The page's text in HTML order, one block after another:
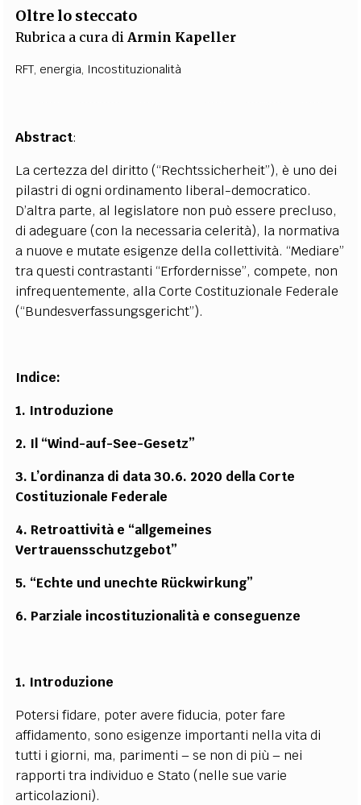
Oltre lo steccato
Rubrica a cura di Armin Kapeller
RFT, energia, Incostituzionalità
Abstract:
La certezza del diritto (“Rechtssicherheit”), è uno dei
pilastri di ogni ordinamento liberal-democratico.
D’altra parte, al legislatore non può essere precluso,
di adeguare (con la necessaria celerità), la normativa
a nuove e mutate esigenze della collettività. “Mediare”
tra questi contrastanti “Erfordernisse”, compete, non
infrequentemente, alla Corte Costituzionale Federale
(“Bundesverfassungsgericht”).
Indice:
1. Introduzione
2. Il “Wind-auf-See-Gesetz”
3. L’ordinanza di data 30.6. 2020 della Corte
Costituzionale Federale
4. Retroattività e “allgemeines
Vertrauensschutzgebot”
5. “Echte und unechte Rückwirkung”
6. Parziale incostituzionalità e conseguenze
1. Introduzione
Potersi fidare, poter avere fiducia, poter fare
affidamento, sono esigenze importanti nella vita di
tutti i giorni, ma, parimenti – se non di più – nei
rapporti tra individuo e Stato (nelle sue varie
articolazioni).